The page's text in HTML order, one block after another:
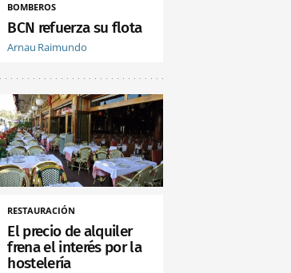
BOMBEROS
BCN refuerza su flota
Arnau Raimundo
RESTAURACIÓN
El precio de alquiler
frena el interés por la
hostelería